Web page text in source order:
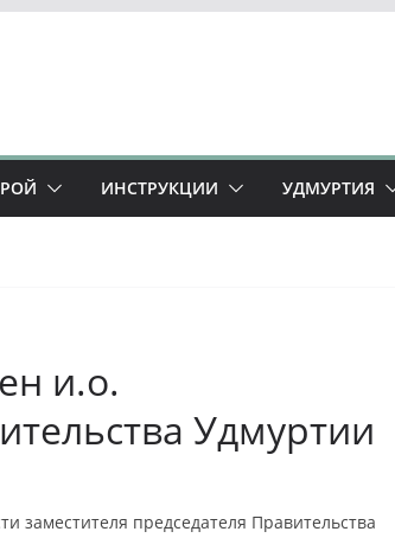
ИНСТРУКЦИИ УДМУРТИЯ
и.о.
Удмуртии
председателя Правительства